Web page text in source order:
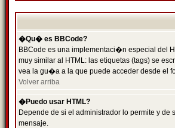
�Qu� es BBCode?
BBCode es una implementaci�n especial del
muy similar al HTML: las etiquetas (tags) se
vea la gu�a a la que puede acceder desde el
Volver arriba
�Puedo usar HTML?
Depende de si el administrador lo permite y
mensaje.